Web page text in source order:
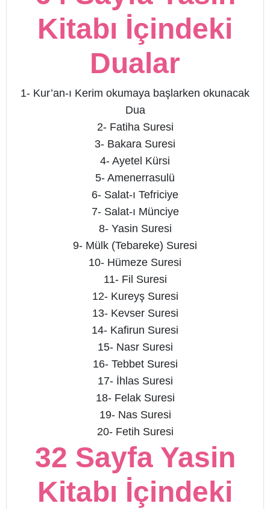
Kitabı İçindeki
Dualar
1- Kur’an-ı Kerim okumaya başlarken okunacak
Dua
2- Fatiha Suresi
3- Bakara Suresi
4- Ayetel Kürsi
5- Amenerrasulü
6- Salat-ı Tefriciye
7- Salat-ı Münciye
8- Yasin Suresi
9- Mülk (Tebareke) Suresi
10- Hümeze Suresi
11- Fil Suresi
12- Kureyş Suresi
13- Kevser Suresi
14- Kafirun Suresi
15- Nasr Suresi
16- Tebbet Suresi
17- İhlas Suresi
18- Felak Suresi
19- Nas Suresi
20- Fetih Suresi
32 Sayfa Yasin
Kitabı İçindeki